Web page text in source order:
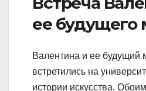
ее будущего
Валентина и ее будущий
встретились на
истории искусства.